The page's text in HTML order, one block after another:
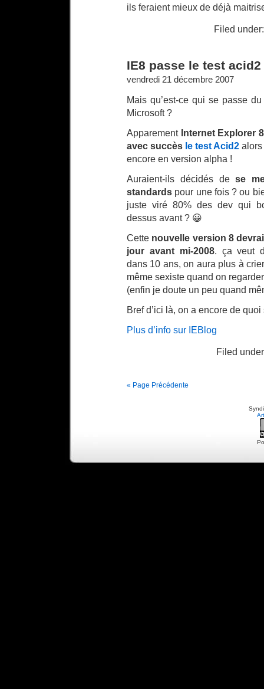
ils feraient mieux de déjà
Filed under:
IE8 passe le test
vendredi 21 décembre 2007
Mais qu’est-ce qui se passe
Microsoft ?
Apparement Internet Explorer
avec succès le test Acid2 alors
encore en version alpha !
Auraient-ils décidés dese
standards pour une fois ? ou
juste viré 80% des dev qui
dessus avant ? 😀
Cette nouvelle version 8
jour avant mi-2008. ça veut
dans 10 ans, on aura plus à
même sexiste quand on
(enfin je doute un peu quand
Bref d’ici là, on a encore de
Plus d’info sur IEBlog
Filed
« Page Précédente